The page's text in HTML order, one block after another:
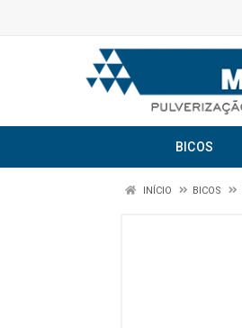
BICOS
INÍCIO BICOS